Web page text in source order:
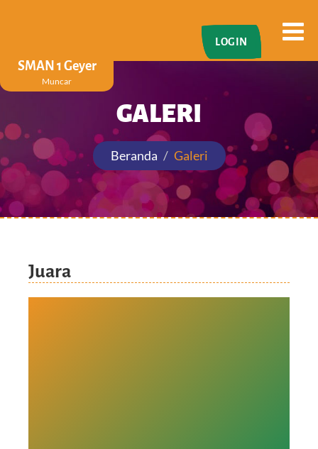
LOGIN
SMAN 1 Geyer
Muncar
GALERI
Beranda Galeri
Juara